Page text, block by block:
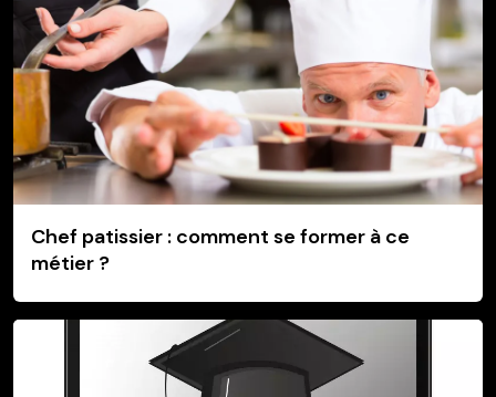
Chef patissier : comment se former à ce
métier ?